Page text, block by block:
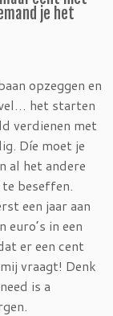
je het
opzeggen en
het starten
verdienen met
Díe moet je
al het andere
beseffen.
een jaar aan
euro’s in een
er een cent
vraagt! Denk
is a